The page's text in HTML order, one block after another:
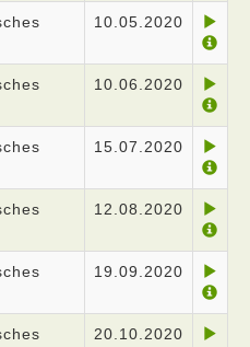
10.05.2020
10.06.2020
15.07.2020
12.08.2020
19.09.2020
20.10.2020